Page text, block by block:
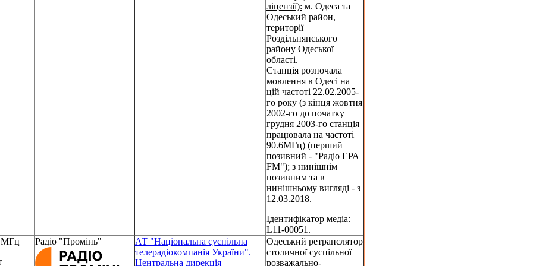
ліцензії): м. Одеса та
Одеський район,
території
Роздільнянського
району Одеської
області.
Станція розпочала
мовлення в Одесі на
цій частоті 22.02.2005-
го року (з кінця жовтня
2002-го до початку
грудня 2003-го станція
працювала на частоті
90.6МГц) (перший
позивний - "Радіо ЕРА
FM"); з нинішнім
позивним та в
нинішньому вигляді - з
12.03.2018.
Ідентифікатор медіа:
L11-00051.
МГц
Радіо "Промінь"
АТ "Національна суспільна
телерадіокомпанія України".
Центральна дирекція
Одеський ретранслятор
столичної суспільної
розважально-